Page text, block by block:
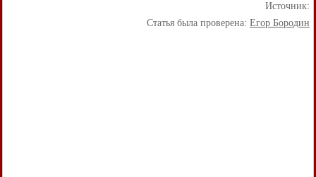
Источник:
Статья была проверена: Егор Бородин